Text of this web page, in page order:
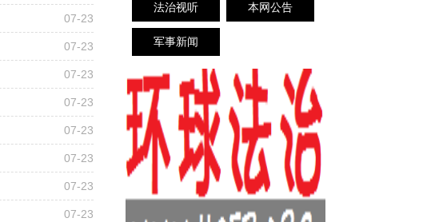
07-23
07-23
07-23
07-23
07-23
07-23
07-23
07-23
法治视听 本网公告
军事新闻